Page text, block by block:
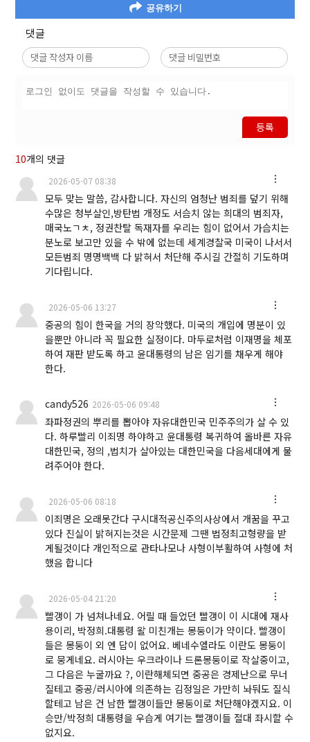
공유하기
댓글
등록
10개의 댓글
2026-05-07 08:38
모두 맞는 말씀, 감사합니다. 자신의 엄청난 범죄를 덮기 위해
수많은 청부살인,방탄법 개정도 서슴치 않는 희대의 범죄자,
매국노ㄱㅊ, 정권찬탈 독재자를 우리는 힘이 없어서 가슴치는
분노로 보고만 있을 수 밖에 없는데 세계경찰국 미국이 나서서
모든범죄 명명백백 다 밝혀서 처단해 주시길 간절히 기도하며
기다립니다.
2026-05-06 13:27
중공의 힘이 한국을 거의 장악했다. 미국의 개입에 명분이 있
을뿐만 아니라 꼭 필요한 실정이다. 마두로처럼 이재명을 체포
하여 재판 받도록 하고 윤대통령의 남은 임기를 채우게 해야
한다.
candy526 2026-05-06 09:48
좌파정권의 뿌리를 뽑아야 자유대한민국 민주주의가 살 수 있
다. 하루빨리 이죄명 하야하고 윤대통령 복귀하여 올바른 자유
대한민국, 정의 ,법치가 살아있는 대한민국을 다음세대에게 물
려주어야 한다.
2026-05-06 08:18
이죄명은 오래못간다 구시대적공신주의사상에서 개꿈을 꾸고
있다 진실이 밝혀지는것은 시간문제 그땐 법정최고형량을 받
게될것이다 개인적으로 관타나모나 사형이부활하여 사형에 처
했음 합니다
2026-05-04 21:20
빨갱이 가 넘쳐나네요. 어릴 때 들었던 빨갱이 이 시대에 재사
용이리, 박정희.대통령 왈 미친개는 몽둥이가 약이다. 빨갱이
들은 몽둥이 외 엔 답이 없어요. 베네수엘라도 이란도 몽둥이
로 뭉게네요. 러시아는 우크라이나 드론몽둥이로 작살중이고,
그 다음은 누굴까요 ?, 이란해체되면 중공은 경제난으로 무너
질테고 중공/러시아에 의존하는 김정일은 가만히 놔둬도 질식
할테고 남은 건 남한 빨갱이들만 몽둥이로 처단해야겠지요. 이
승만/박정희 대통령을 우습게 여기는 빨갱이들 절대 좌시할 수
없지요.